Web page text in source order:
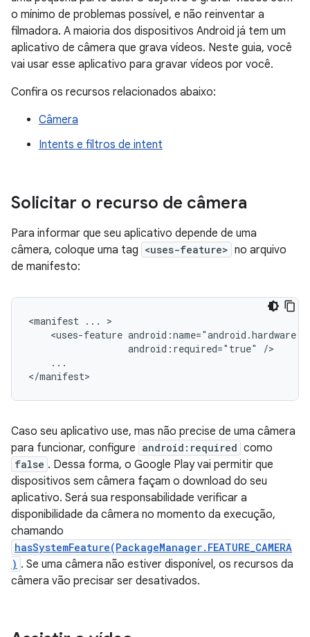
o mínimo de problemas possível, e não reinventar a
filmadora. A maioria dos dispositivos Android já tem um
aplicativo de câmera que grava vídeos. Neste guia, você
vai usar esse aplicativo para gravar vídeos por você.
Confira os recursos relacionados abaixo:
Câmera
Intents e filtros de intent
Solicitar o recurso de câmera
Para informar que seu aplicativo depende de uma
câmera, coloque uma tag <uses-feature> no arquivo
de manifesto:
<manifest ...
<uses-feature
android:required="true"
...
</manifest>
Caso seu aplicativo use, mas não precise de uma câmera
para funcionar, configure android:required como
false . Dessa forma, o Google Play vai permitir que
dispositivos sem câmera façam o download do seu
aplicativo. Será sua responsabilidade verificar a
disponibilidade da câmera no momento da execução,
chamando
hasSystemFeature(PackageManager.FEATURE_CAMERA
) . Se uma câmera não estiver disponível, os recursos da
câmera vão precisar ser desativados.